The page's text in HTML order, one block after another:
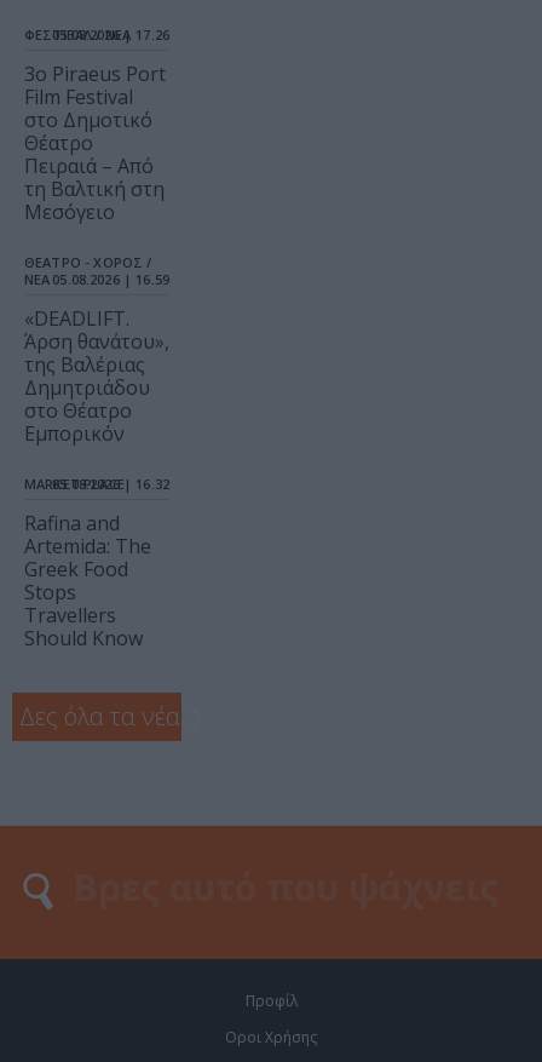
ΦΕΣΤΙΒΑΛ / ΝΕΑ
05.08.2026 | 17.26
3o Piraeus Port
Film Festival
στο Δημοτικό
Θέατρο
Πειραιά – Από
τη Βαλτική στη
Μεσόγειο
ΘΕΑΤΡΟ - ΧΟΡΟΣ /
ΝΕΑ 05.08.2026 | 16.59
«DEADLIFT.
Άρση θανάτου»,
της Βαλέριας
Δημητριάδου
στο Θέατρο
Εμπορικόν
MARKET PLACE
05.08.2026 | 16.32
Rafina and
Artemida: The
Greek Food
Stops
Travellers
Should Know
Δες όλα τα νέα
Προφίλ
Οροι Χρήσης